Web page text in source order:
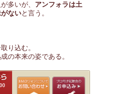
多いが、 アンフォラは土
ないと言う。
り込む。
の本来の姿である。